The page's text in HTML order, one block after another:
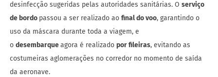
desinfecção sugeridas pelas autoridades sanitárias. O serviço
de bordo passou a ser realizado ao final do voo, garantindo o
uso da máscara durante toda a viagem, e
o desembarqueagora é realizado por fileiras, evitando as
costumeiras aglomerações no corredor no momento de saída
da aeronave.